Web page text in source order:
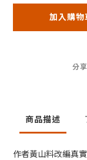
加入購物
分
商品描述
作者黃山料改編真